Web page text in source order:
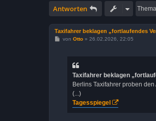
Antworten
Taxifahrer beklagen „fortlaufendes
Bvon Otto» 26.02.2026, 22:05
Taxifahrer beklagen
Berlins Taxifahrer proben
(...)
Tagesspiegel